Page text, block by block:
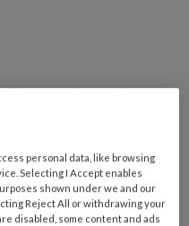
een column of
het vaak kleine
observator. Vind
meer? Op zijn
columns vinden
personal data, like browsing
Selecting I Accept enables
shown under we and our
Reject All or withdrawing your
disabled, some content and ads